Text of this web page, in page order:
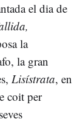
el dia de
la
la gran
Lisístrata, en
coit per